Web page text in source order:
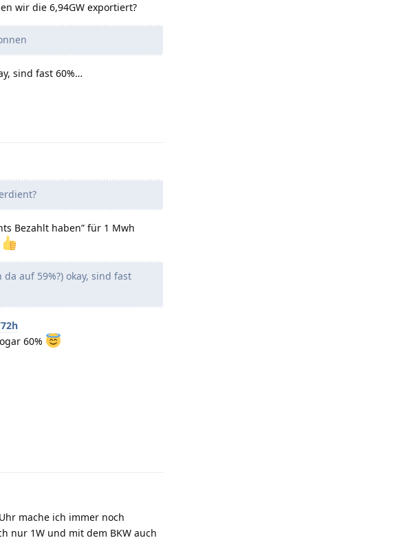
wir die 6,94GW exportiert?
sind fast 60%…
Bezahlt haben” für 1 Mwh
auf 59%?) okay, sind fast
60%
mache ich immer noch
nur 1W und mit dem BKW auch